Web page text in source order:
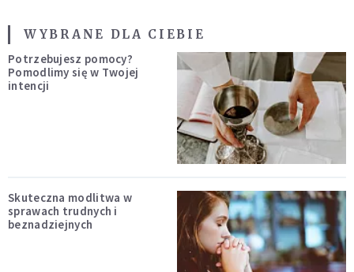
WYBRANE DLA CIEBIE
Potrzebujesz pomocy?
Pomodlimy się w Twojej
intencji
Skuteczna modlitwa w
sprawach trudnych i
beznadziejnych